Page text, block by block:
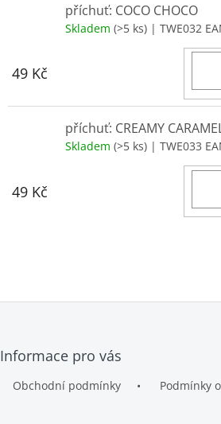
příchuť: COCO CHOCO
Skladem (>5 ks) | TWE032
49 Kč
příchuť: CREAMY
Skladem (>5 ks) | TWE033
49 Kč
á
Informace pro vás
Obchodní podmínky Podmínky